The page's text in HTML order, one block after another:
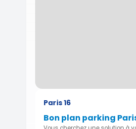
Paris 16
Bon plan parking